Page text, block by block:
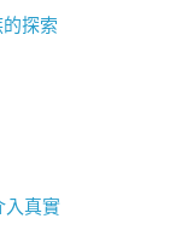
探索
入真實